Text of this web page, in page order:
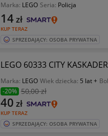
Marka: LEGO Seria: Policja
KUP TERAZ
14 zł
SPRZEDAJĄCY: OSOBA PRYWATNA
LEGO 60333 CITY
Marka: LEGO Wiek dziecka: 5 lat +
-20% 50,00 zł
KUP TERAZ
40 zł
SPRZEDAJĄCY: OSOBA PRYWATNA